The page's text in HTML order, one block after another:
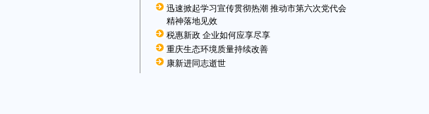
迅速掀起学习宣传贯彻热潮 推动市第六次党代会
精神落地见效
税惠新政 企业如何应享尽享
重庆生态环境质量持续改善
康新进同志逝世